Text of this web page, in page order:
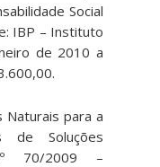
Social
IBP – Instituto
de 2010 a
Naturais para a
de Soluções
70/2009 –